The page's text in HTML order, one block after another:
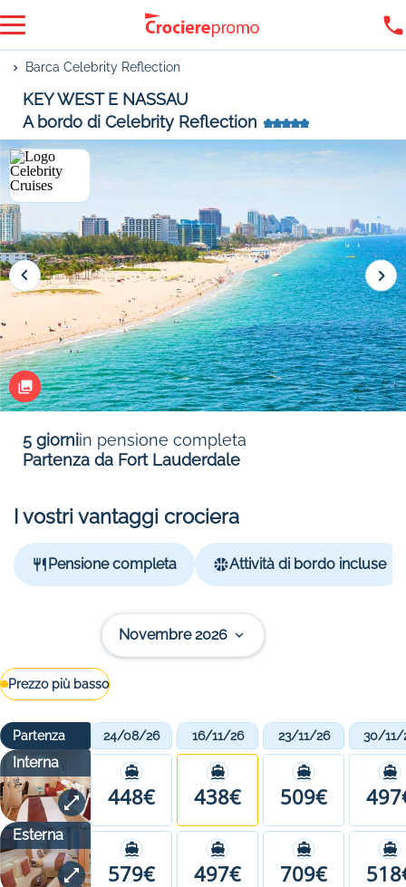
Barca Celebrity Reflection
5 giorniin pensione completa
Partenza da Fort Lauderdale
KEY WEST E NASSAU
A bordo di Celebrity Reflection
I vostri vantaggi crociera
Pensione completa Attività di bordo incluse
Prezzo più basso
Novembre 2026
Partenza
Interna
Esterna
24/08/26 16/11/26 23/11/26 30/11/
448€ 438€ 509€
579€ 497€ 709€